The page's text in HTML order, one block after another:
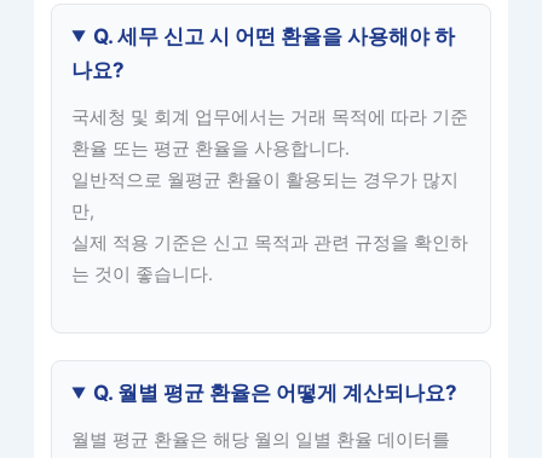
Q. 세무 신고 시 어떤 환율을 사용해야 하
나요?
국세청 및 회계 업무에서는 거래 목적에 따라 기준
환율 또는 평균 환율을 사용합니다.
일반적으로 월평균 환율이 활용되는 경우가 많지
만,
실제 적용 기준은 신고 목적과 관련 규정을 확인하
는 것이 좋습니다.
Q. 월별 평균 환율은 어떻게 계산되나요?
월별 평균 환율은 해당 월의 일별 환율 데이터를